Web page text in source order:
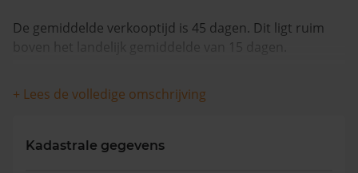
De gemiddelde verkooptijd is 45 dagen. Dit ligt ruim
boven het landelijk gemiddelde van 15 dagen.
De gemiddelde huizenprijs is €360.018. De gemiddelde
vraagprijs is €360.018. In de afgelopen 12 maanden is
+ Lees de volledige omschrijving
Kadastrale gegevens